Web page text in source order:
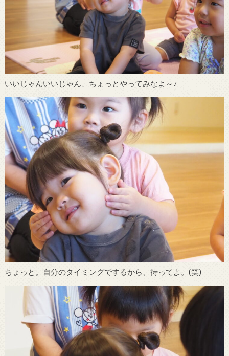
いいじゃんいいじゃん、ちょっとやってみなよ～♪
ちょっと。自分のタイミングでするから、待ってよ。(笑)